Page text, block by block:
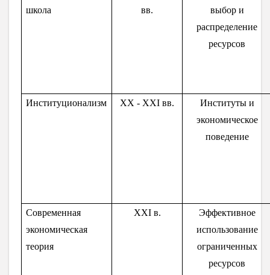
школа
вв.
выбор и
распределение
ресурсов
Институционализм XX - XXI вв.
Институты и
экономическое
поведение
Современная
экономическая
теория
XXI в.
Эффективное
использование
ограниченных
ресурсов